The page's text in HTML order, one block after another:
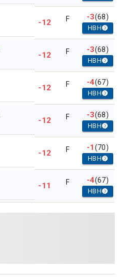
-12 F -3(68)
HBH
-12 F -3(68)
HBH
-12 F -4(67)
HBH
-12 F -3(68)
HBH
-12 F -1(70)
HBH
-11 F -4(67)
HBH